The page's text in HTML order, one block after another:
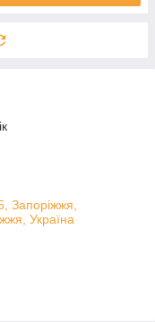
Запоріжжя,
Україна